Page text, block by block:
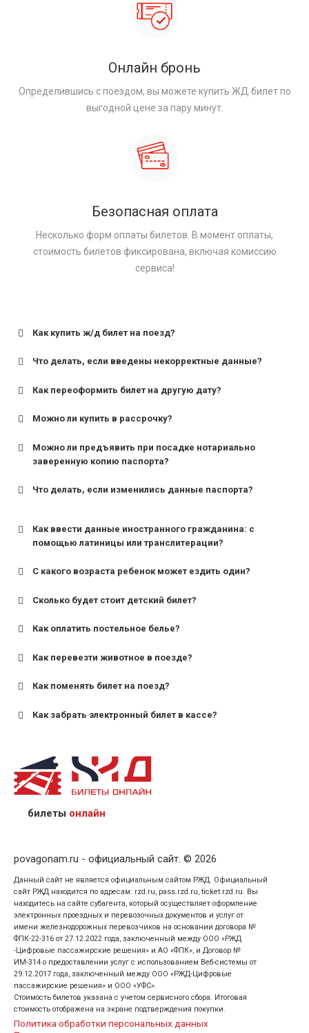
Онлайн бронь
Определившись с поездом, вы можете купить ЖД билет по
выгодной цене за пару минут.
Безопасная оплата
Несколько форм оплаты билетов. В момент оплаты,
стоимость билетов фиксирована, включая комиссию
сервиса!
Как купить ж/д билет на поезд?
Что делать, если введены некорректные данные?
Как переоформить билет на другую дату?
Можно ли купить в рассрочку?
Можно ли предъявить при посадке нотариально
заверенную копию паспорта?
Что делать, если изменились данные паспорта?
Как ввести данные иностранного гражданина: с
помощью латиницы или транслитерации?
С какого возраста ребенок может ездить один?
для поездов дальнего следования — от 10 лет и
для пригородных поездов — от 7 лет.
Сколько будет стоит детский билет?
Как оплатить постельное белье?
Как перевезти животное в поезде?
Как поменять билет на поезд?
Как забрать электронный билет в кассе?
назвав кассиру 14-значный номер заказа;
предъявив удостоверение личности пассажира, на
кого оформлен билет.
билеты онлайн
povagonam.ru - официальный сайт. © 2026
Данный сайт не является официальным сайтом РЖД. Официальный
сайт РЖД находится по адресам: rzd.ru, pass.rzd.ru, ticket.rzd.ru. Вы
находитесь на сайте субагента, который осуществляет оформление
электронных проездных и перевозочных документов и услуг от
имени железнодорожных перевозчиков на основании договора №
ФПК-22-316 от 27.12.2022 года, заключенный между ООО «РЖД
-Цифровые пассажирские решения» и АО «ФПК», и Договор №
ИМ-314 о предоставлении услуг с использованием Веб-системы от
29.12.2017 года, заключенный между ООО «РЖД-Цифровые
пассажирские решения» и ООО «УФС».
Стоимость билетов указана с учетом сервисного сбора. Итоговая
стоимость отображена на экране подтверждения покупки.
Политика обработки персональных данных